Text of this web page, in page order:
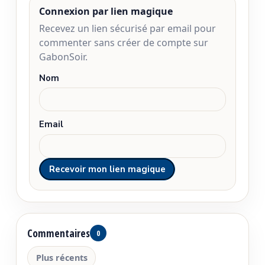
Connexion par lien magique
Recevez un lien sécurisé par email pour
commenter sans créer de compte sur
GabonSoir.
Nom
Email
Commentaires 0
Plus récents